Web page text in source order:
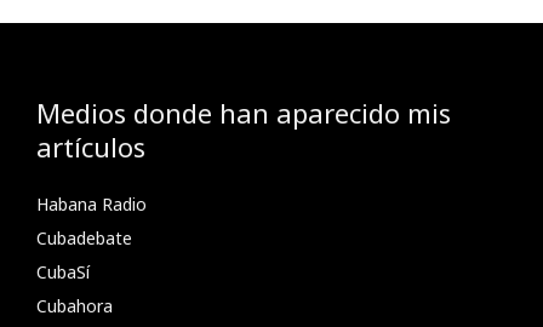
Medios donde han aparecido mis
artículos
Habana Radio
Cubadebate
CubaSí
Cubahora